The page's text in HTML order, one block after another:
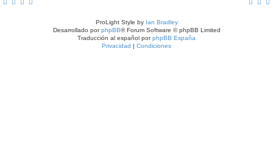
ProLight Style by Ian Bradley
Desarrollado porphpBB® Forum Software © phpBB Limited
Traducción al español porphpBB España
Privacidad
Condiciones